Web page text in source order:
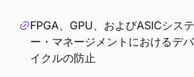
FPGA、GPU、およびASICシス
ー・マネージメントにおけるデ
イクルの防止